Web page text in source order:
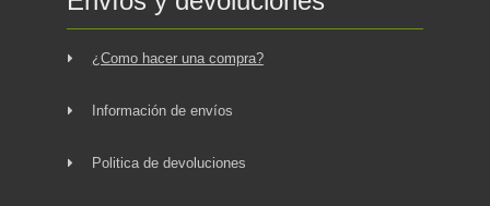
¿Como hacer una compra?
Información de envíos
Politica de devoluciones